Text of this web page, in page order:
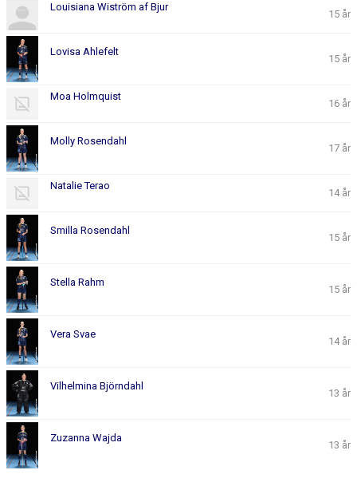
Louisiana Wiström af Bjur
15 år
Lovisa Ahlefelt
15 år
Moa Holmquist
16 år
Molly Rosendahl
17 år
Natalie Terao
14 år
Smilla Rosendahl
15 år
Stella Rahm
15 år
Vera Svae
14 år
Vilhelmina Björndahl
13 år
Zuzanna Wajda
13 år